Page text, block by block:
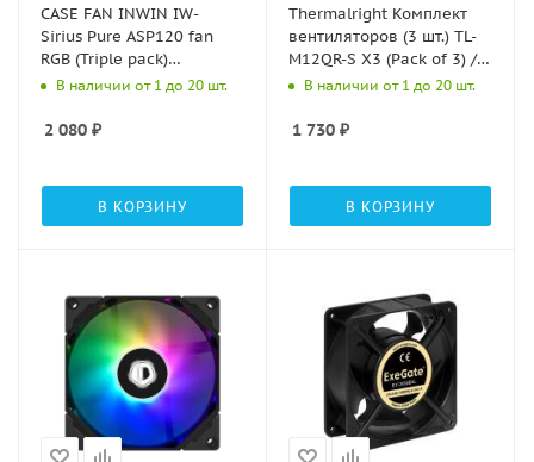
CASE FAN INWIN IW-
Sirius Pure ASP120 fan
RGB (Triple pack)
[6144481]
В наличии от 1 до 20 шт.
2 080 ₽
В КОРЗИНУ
Thermalright Комплект
вентиляторов (3 шт.) TL-
M12QR-S X3 (Pack of 3) /
Reverse / ARGB / 120mm
В наличии от 1 до 20 шт.
1 730 ₽
В КОРЗИНУ